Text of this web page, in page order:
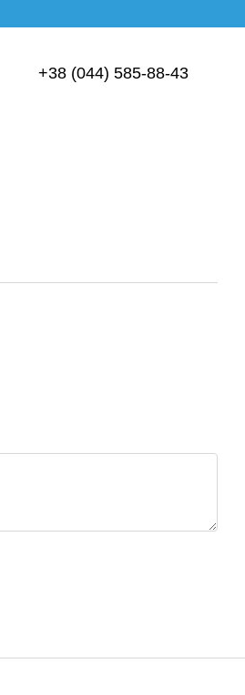
+38 (044) 585-88-43